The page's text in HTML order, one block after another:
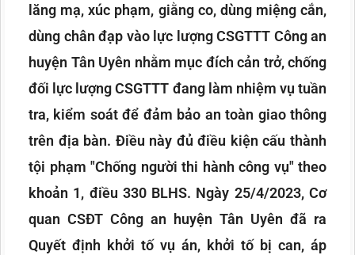
lăng mạ, xúc phạm, giằng co, dùng miệng cắn,
dùng chân đạp vào lực lượng CSGTTT Công an
huyện Tân Uyên nhằm mục đích cản trở, chống
đối lực lượng CSGTTT đang làm nhiệm vụ tuần
tra, kiểm soát để đảm bảo an toàn giao thông
trên địa bàn. Điều này đủ điều kiện cấu thành
tội phạm "Chống người thi hành công vụ" theo
khoản 1, điều 330 BLHS. Ngày 25/4/2023, Cơ
quan CSĐT Công an huyện Tân Uyên đã ra
Quyết định khởi tố vụ án, khởi tố bị can, áp